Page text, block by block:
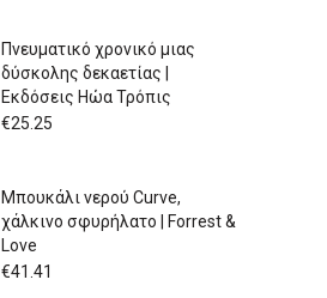
Πνευματικό χρονικό μιας
δύσκολης δεκαετίας |
Εκδόσεις Ηώα Τρόπις
€25.25
Μπουκάλι νερού Curve,
χάλκινο σφυρήλατο | Forrest &
Love
€41.41